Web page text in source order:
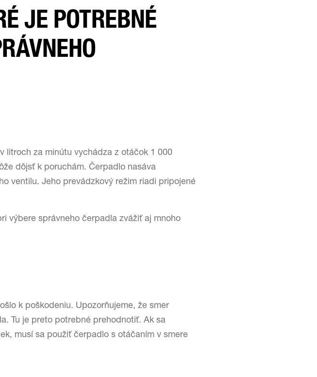
JE POTREBNÉ
litroch za minútu vychádza z otáčok 1 000
dôjsť k poruchám. Čerpadlo nasáva
ventilu. Jeho prevádzkový režim riadi pripojené
výbere správneho čerpadla zvážiť aj mnoho
k poškodeniu. Upozorňujeme, že smer
Tu je preto potrebné prehodnotiť. Ak sa
musí sa použiť čerpadlo s otáčaním v smere